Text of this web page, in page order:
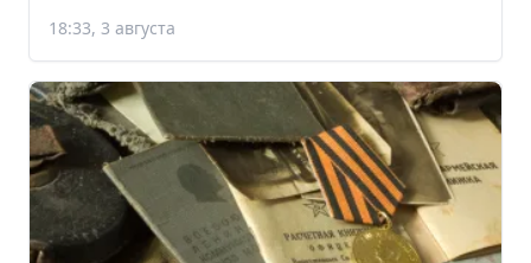
18:33, 3 августа